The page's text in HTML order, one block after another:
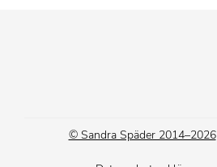
Footer© Sandra Späder 2014–2026